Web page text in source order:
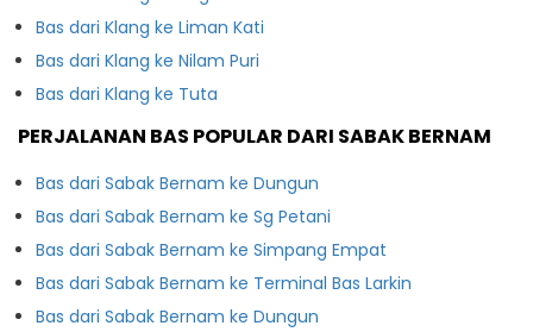
Bas dari Klang ke Liman Kati
Bas dari Klang ke Nilam Puri
Bas dari Klang ke Tuta
PERJALANAN BAS POPULAR DARI SABAK BERNAM
Bas dari Sabak Bernam ke Dungun
Bas dari Sabak Bernam ke Sg Petani
Bas dari Sabak Bernam ke Simpang Empat
Bas dari Sabak Bernam ke Terminal Bas Larkin
Bas dari Sabak Bernam ke Dungun